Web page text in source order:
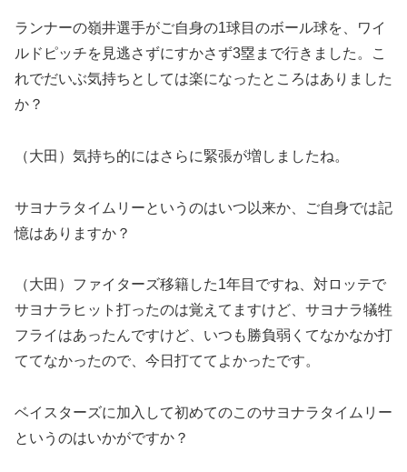
ランナーの嶺井選手がご自身の1球目のボール球を、ワイ
ルドピッチを見逃さずにすかさず3塁まで行きました。こ
れでだいぶ気持ちとしては楽になったところはありました
か？
（大田）気持ち的にはさらに緊張が増しましたね。
サヨナラタイムリーというのはいつ以来か、ご自身では記
憶はありますか？
（大田）ファイターズ移籍した1年目ですね、対ロッテで
サヨナラヒット打ったのは覚えてますけど、サヨナラ犠牲
フライはあったんですけど、いつも勝負弱くてなかなか打
ててなかったので、今日打ててよかったです。
ベイスターズに加入して初めてのこのサヨナラタイムリー
というのはいかがですか？